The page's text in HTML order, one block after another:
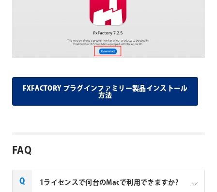
FXFACTORY プラグインファミリー製品インストール
方法
FAQ
1ライセンスで何台のMacで利用できますか?